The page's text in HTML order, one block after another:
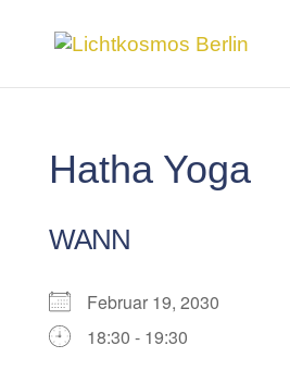
Hatha Yoga
WANN
Februar 19, 2030
18:30 - 19:30